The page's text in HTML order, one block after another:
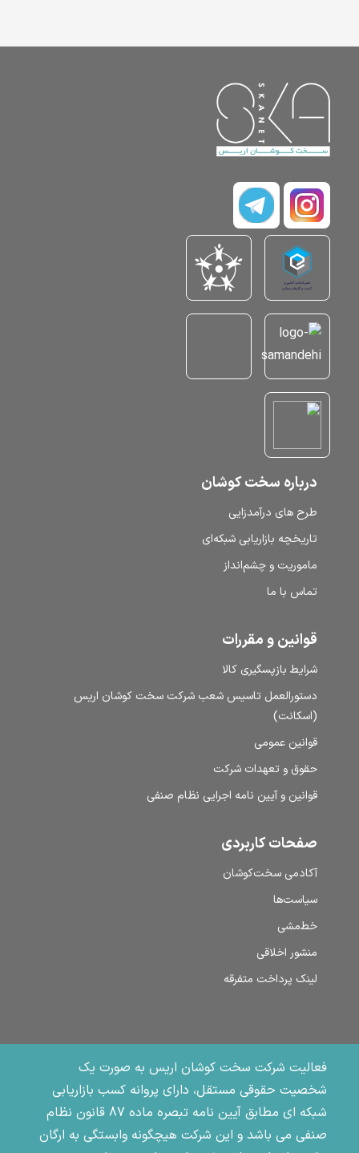
درباره سخت کوشان
طرح‌ های درآمدزایی
تاریخچه بازاریابی شبکه‌ای
ماموریت و چشم‌انداز
تماس با ما
قوانین و مقررات
شرایط بازپسگیری کالا
دستورالعمل تاسیس شعب شرکت سخت کوشان اریس
(اسکانت)
قوانین عمومی
حقوق و تعهدات شرکت
قوانین و آیین نامه اجرایی نظام صنفی
صفحات کاربردی
آکادمی سخت‌کوشان
سیاست‌ها
خط‌مشی
منشور اخلاقی
لینک پرداخت متفرقه
فعالیت شرکت سخت کوشان اریس به صورت یک
شخصیت حقوقی مستقل، دارای پروانه کسب بازاریابی
شبکه ای مطابق آیین نامه تبصره ماده 87 قانون نظام
صنفی می باشد و این شرکت هیچگونه وابستگی به ارگان